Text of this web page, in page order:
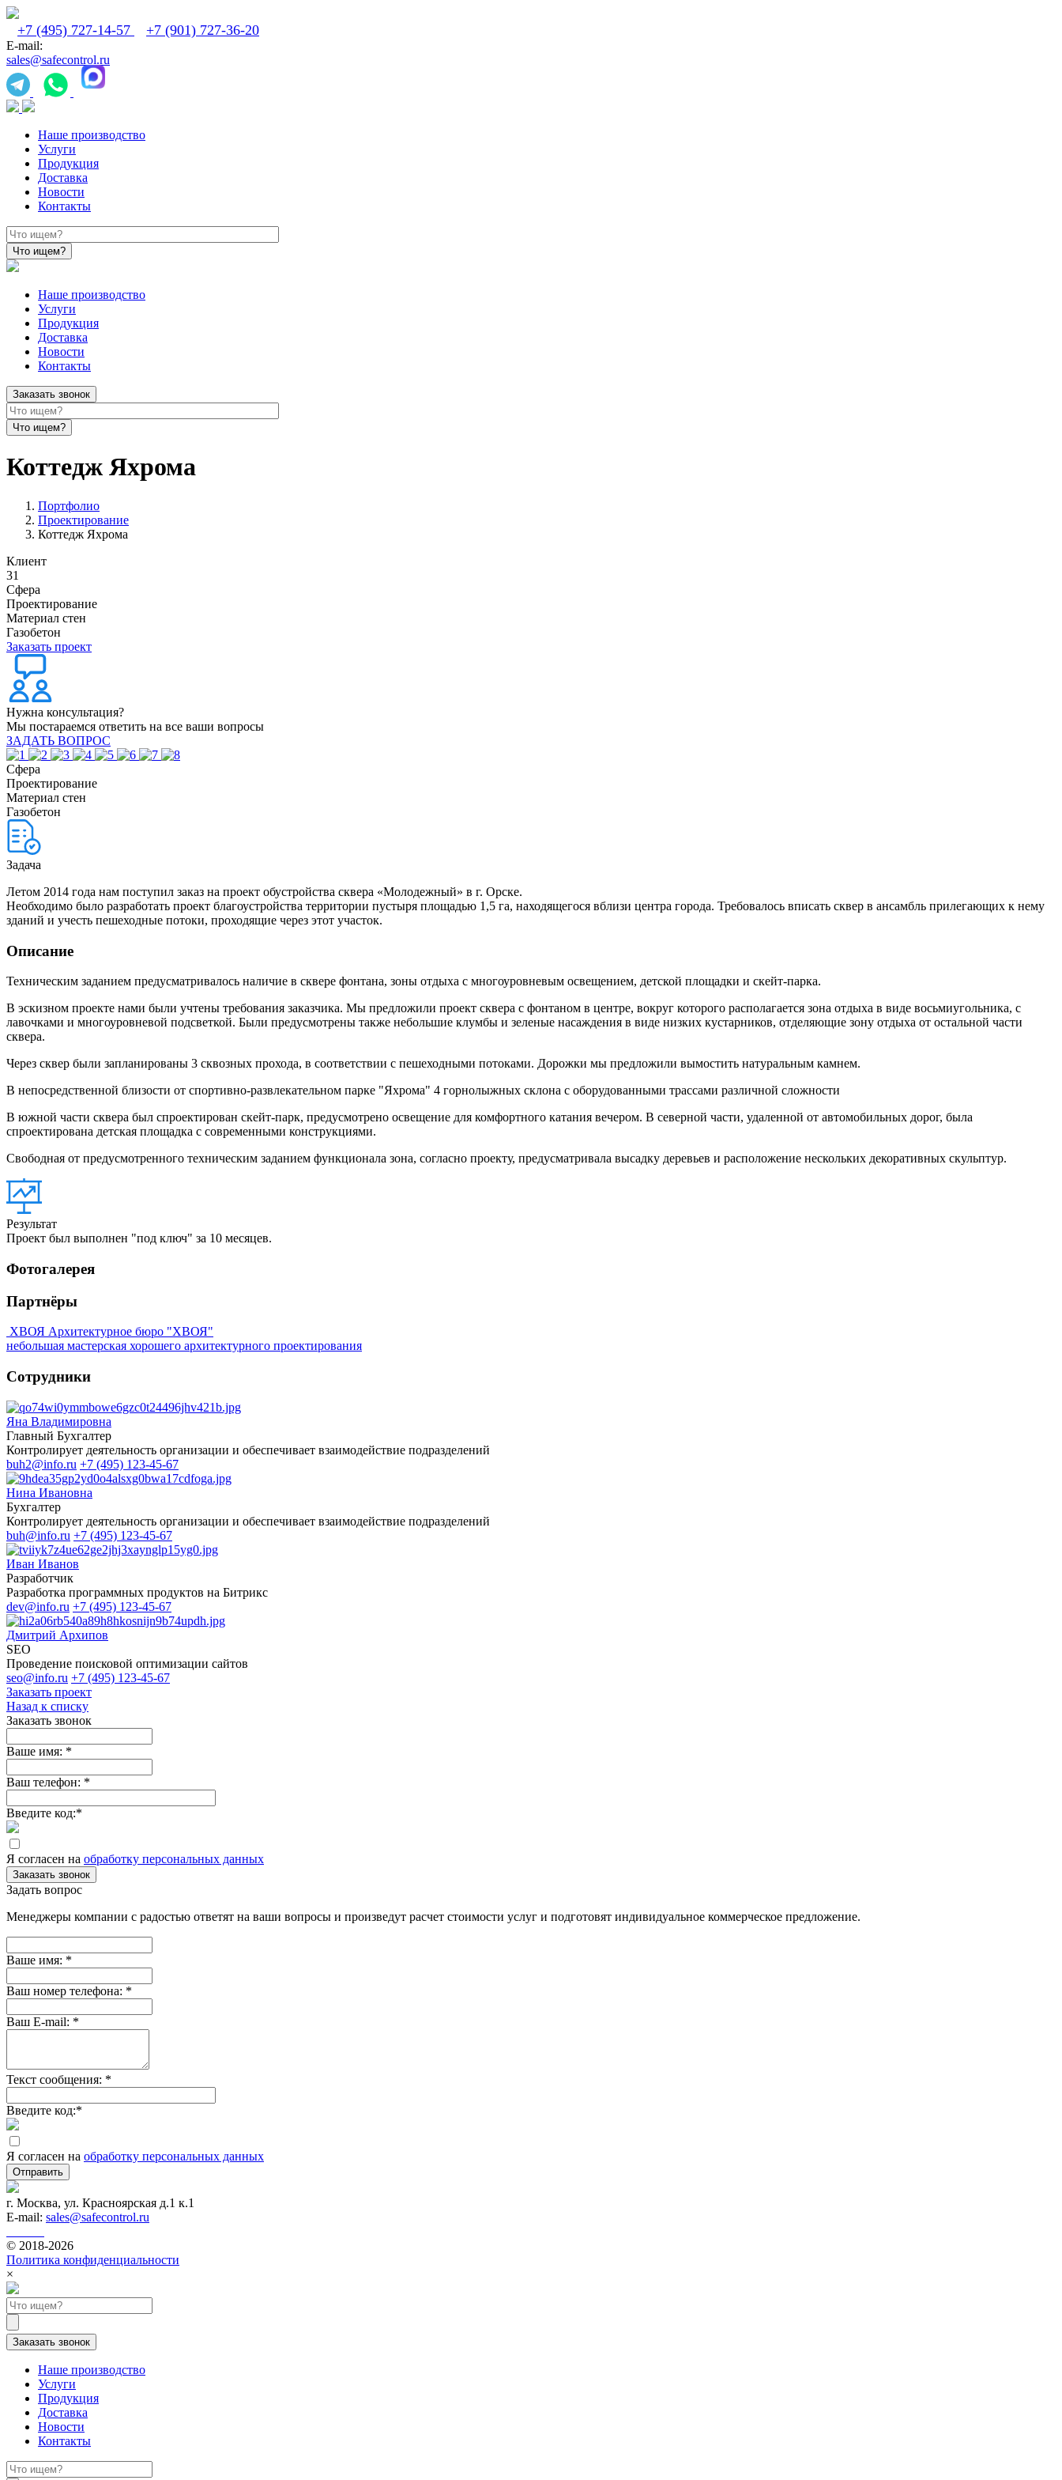
+7 (495) 727-14-57 +7 (901) 727-36-20
E-mail:
sales@safecontrol.ru
Наше производство
Услуги
Продукция
Доставка
Новости
Контакты
Наше производство
Услуги
Продукция
Доставка
Новости
Контакты
Заказать звонок
Коттедж Яхрома
Портфолио
Проектирование
Коттедж Яхрома
Клиент
31
Сфера
Проектирование
Материал стен
Газобетон
Заказать проект
Нужна консультация?
Мы постараемся ответить на все ваши вопросы
ЗАДАТЬ ВОПРОС
Сфера
Проектирование
Материал стен
Газобетон
Задача
Летом 2014 года нам поступил заказ на проект обустройства сквера «Молодежный» в г. Орске.
Необходимо было разработать проект благоустройства территории пустыря площадью 1,5 га, находящегося вблизи центра города. Требовалось вписать сквер в ансамбль прилегающих к нему
зданий и учесть пешеходные потоки, проходящие через этот участок.
Описание
Техническим заданием предусматривалось наличие в сквере фонтана, зоны отдыха с многоуровневым освещением, детской площадки и скейт-парка.
В эскизном проекте нами были учтены требования заказчика. Мы предложили проект сквера с фонтаном в центре, вокруг которого располагается зона отдыха в виде восьмиугольника, с
лавочками и многоуровневой подсветкой. Были предусмотрены также небольшие клумбы и зеленые насаждения в виде низких кустарников, отделяющие зону отдыха от остальной части
сквера.
Через сквер были запланированы 3 сквозных прохода, в соответствии с пешеходными потоками. Дорожки мы предложили вымостить натуральным камнем.
В непосредственной близости от спортивно-развлекательном парке "Яхрома" 4 горнолыжных склона с оборудованными трассами различной сложности
В южной части сквера был спроектирован скейт-парк, предусмотрено освещение для комфортного катания вечером. В северной части, удаленной от автомобильных дорог, была
спроектирована детская площадка с современными конструкциями.
Свободная от предусмотренного техническим заданием функционала зона, согласно проекту, предусматривала высадку деревьев и расположение нескольких декоративных скульптур.
Результат
Проект был выполнен "под ключ" за 10 месяцев.
Фотогалерея
Партнёры
ХВОЯ Архитектурное бюро "ХВОЯ"
небольшая мастерская хорошего архитектурного проектирования
Сотрудники
Яна Владимировна
Главный Бухгалтер
Контролирует деятельность организации и обеспечивает взаимодействие подразделений
buh2@info.ru +7 (495) 123-45-67
Нина Ивановна
Бухгалтер
Контролирует деятельность организации и обеспечивает взаимодействие подразделений
buh@info.ru +7 (495) 123-45-67
Иван Иванов
Разработчик
Разработка программных продуктов на Битрикс
dev@info.ru +7 (495) 123-45-67
Дмитрий Архипов
SEO
Проведение поисковой оптимизации сайтов
seo@info.ru +7 (495) 123-45-67
Заказать проект
Назад к списку
Заказать звонок
Ваше имя: *
Ваш телефон: *
Введите код:*
Я согласен на обработку персональных данных
Заказать звонок
Задать вопрос
Менеджеры компании с радостью ответят на ваши вопросы и произведут расчет стоимости услуг и подготовят индивидуальное коммерческое предложение.
Ваше имя: *
Ваш номер телефона: *
Ваш E-mail: *
Текст сообщения: *
Введите код:*
Я согласен на обработку персональных данных
Отправить
г. Москва, ул. Красноярская д.1 к.1
E-mail: sales@safecontrol.ru
© 2018-2026
Политика конфиденциальности
×
Заказать звонок
Наше производство
Услуги
Продукция
Доставка
Новости
Контакты